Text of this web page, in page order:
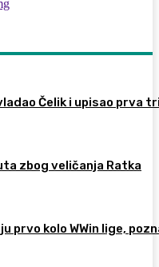
Čelik i upisao prva
zbog veličanja Ratka
prvo kolo WWin lige,